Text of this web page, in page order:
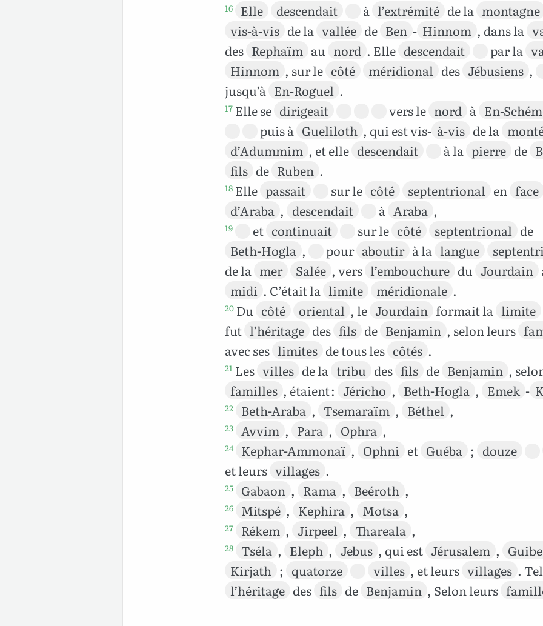
16 Elle descendait à l’extrémité de la montagne
vis-à-vis de la vallée de Ben - Hinnom , dans la
des Rephaïm au nord . Elle descendait par la
Hinnom , sur le côté méridional des Jébusiens ,
jusqu’à En-Roguel .
17 Elle se dirigeait vers le nord à En-
puis à Gueliloth , qui est vis- à-vis de la
d’Adummim , et elle descendait à la pierre de
fils de Ruben .
18 Elle passait sur le côté septentrional en face
d’Araba , descendait à Araba ,
19 et continuait sur le côté septentrional de
Beth-Hogla , pour aboutir à la langue
de la mer Salée , vers l’embouchure du Jourdain
midi . C’était la limite méridionale .
20 Du côté oriental , le Jourdain formait la limite
fut l’héritage des fils de Benjamin , selon leurs
avec ses limites de tous les côtés .
21 Les villes de la tribu des fils de Benjamin ,
familles , étaient : Jéricho , Beth-Hogla , Emek -
22 Beth-Araba , Tsemaraïm , Béthel ,
23 Avvim , Para , Ophra ,
24 Kephar-Ammonaï , Ophni et Guéba ; douze
et leurs villages .
25 Gabaon , Rama , Beéroth ,
26 Mitspé , Kephira , Motsa ,
27 Rékem , Jirpeel , Thareala ,
28 Tséla , Eleph , Jebus , qui est Jérusalem ,
Kirjath ; quatorze villes , et leurs villages .
l’héritage des fils de Benjamin , Selon leurs